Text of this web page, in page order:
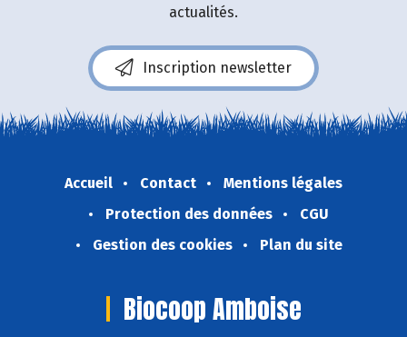
actualités.
Inscription newsletter
Accueil Contact
Mentions légales
Protection des données
CGU
Gestion des cookies
Plan du site
Biocoop Amboise